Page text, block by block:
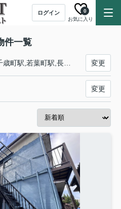
ログイン
お気に入り
0
件一覧
変更
変更